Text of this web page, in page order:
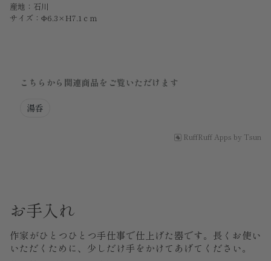
産地：石川
サイズ：Φ6.3×H7.1ｃｍ
こちらから関連商品をご覧いただけます
湯呑
RuffRuff Apps by Tsun
お手入れ
作家がひとつひとつ手仕事で仕上げた器です。長くお使い
いただくために、少しだけ手をかけてあげてください。